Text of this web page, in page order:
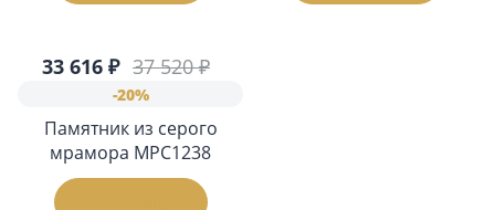
33 616 ₽ 37 520 ₽
-20%
Памятник из серого
мрамора МРС1238